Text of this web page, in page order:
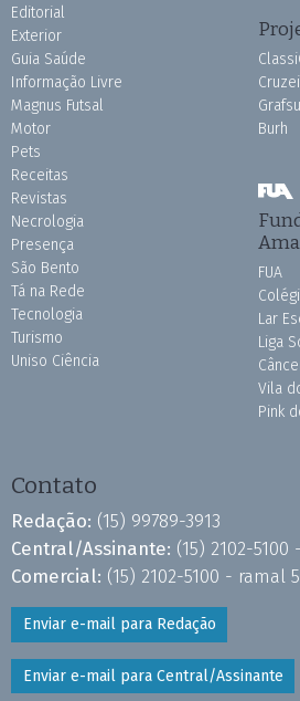
Editorial
Exterior
Guia Saúde
Informação Livre
Magnus Futsal
Motor
Pets
Receitas
Revistas
Necrologia
Presença
São Bento
Tá na Rede
Tecnologia
Turismo
Uniso Ciência
Burh
FUA
Lar
Liga
Vila
Pink
Contato
Redação: (15) 99789-3913
Central/Assinante: (15) 2102-5100
Comercial: (15) 2102-5100 - ramal
Enviar e-mail para Redação
Enviar e-mail para Central/Assinante